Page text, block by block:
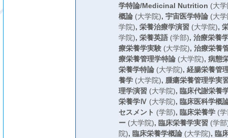
学特論/Medicinal Nutrition (大
概論(大学院), 宇宙医学特論(大学
学院), 栄養治療学演習(大学院),
学院), 栄養英語(学部), 治療栄養
療栄養学実験(大学院), 治療栄養
療栄養管理学特論(大学院), 病態
栄養学特論(大学院), 経腸栄養管
養学(大学院), 腫瘍栄養管理学実
理学演習(大学院), 臨床代謝栄養
栄養学Ⅳ (大学院), 臨床医科学概
セスメント (学部), 臨床栄養学(学
ー(大学院), 臨床栄養学実習(学部
院), 臨床栄養学概論(大学院), 臨